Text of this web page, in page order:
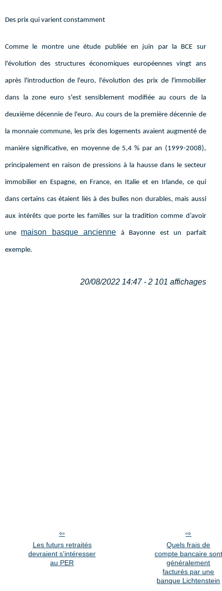
Des prix qui varient constamment
Comme le montre une étude publiée en juin par la BCE sur
l'évolution des structures économiques européennes vingt ans
après l'introduction de l'euro, l'évolution des prix de l'immobilier
dans la zone euro s'est sensiblement modifiée au cours de la
deuxième décennie de l'euro. Au cours de la première décennie de
la monnaie commune, les prix des logements avaient augmenté de
manière significative, en moyenne de 5,4 % par an (1999-2008),
principalement en raison de pressions à la hausse dans le secteur
immobilier en Espagne, en France, en Italie et en Irlande, ce qui
dans certains cas étaient liés à des bulles non durables, mais aussi
aux intérêts que porte les familles sur la tradition comme d’avoir
une maison basque ancienne à Bayonne est un parfait
exemple.
20/08/2022 14:47 - 2 101 affichages
Les futurs retraités
devraient s'intéresser
au PER
Quels frais de
compte bancaire sont
généralement
facturés par une
banque Lichtenstein